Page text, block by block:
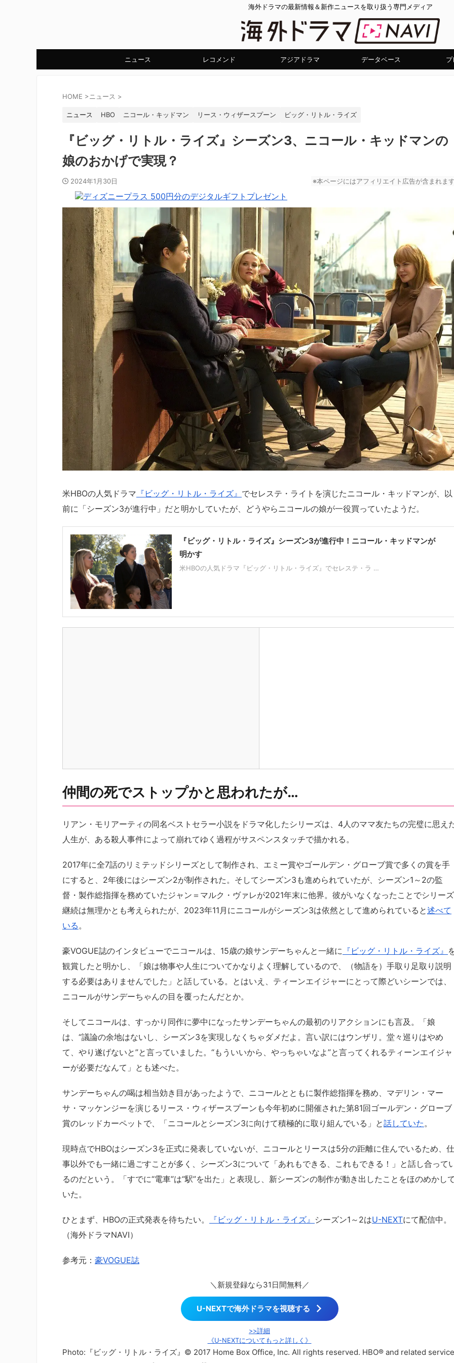
海外ドラマの最新情報＆新作ニュースを取り扱う専門メディア
ニュース レコメンド アジアドラマ データベース
HOME >ニュース >
ニュース HBO ニコール・キッドマン リース・ウィザースプーン ビッグ・リトル・ライズ
『ビッグ・リトル・ライズ』シーズン3、ニコール・キッドマンの
娘のおかげで実現？
2024年1月30日 ※本ページにはアフィリエイト広告が含まれま
米HBOの人気ドラマ 『ビッグ・リトル・ライズ』 でセレステ・ライトを演じたニコール・キッドマンが、以
前に「シーズン3が進行中」だと明かしていたが、どうやらニコールの娘が一役買っていたようだ。
『ビッグ・リトル・ライズ』シーズン3が進行中！ニコール・キッドマンが
明かす
米HBOの人気ドラマ『ビッグ・リトル・ライズ』でセレステ・ラ …
仲間の死でストップかと思われたが…
リアン・モリアーティの同名ベストセラー小説をドラマ化したシリーズは、4人のママ友たちの完璧に思え
人生が、ある殺人事件によって崩れてゆく過程がサスペンスタッチで描かれる。
2017年に全7話のリミテッドシリーズとして制作され、エミー賞やゴールデン・グローブ賞で多くの賞を手
にすると、2年後にはシーズン2が制作された。そしてシーズン3も進められていたが、シーズン1～2の監
督・製作総指揮を務めていたジャン＝マルク・ヴァレが2021年末に他界。彼がいなくなったことでシリーズ
継続は無理かとも考えられたが、2023年11月にニコールがシーズン3は依然として進められていると述べて
いる 。
豪VOGUE誌のインタビューでニコールは、15歳の娘サンデーちゃんと一緒に 『ビッグ・リトル・ライズ』
観賞したと明かし、「娘は物事や人生についてかなりよく理解しているので、（物語を）手取り足取り説明
する必要はありませんでした」と話している。とはいえ、ティーンエイジャーにとって際どいシーンでは、
ニコールがサンデーちゃんの目を覆ったんだとか。
そしてニコールは、すっかり同作に夢中になったサンデーちゃんの最初のリアクションにも言及。「娘
は、“議論の余地はないし、シーズン3を実現しなくちゃダメだよ。言い訳にはウンザリ。堂々巡りはやめ
て、やり遂げないと”と言っていました。“もういいから、やっちゃいなよ”と言ってくれるティーンエイジャ
ーが必要だなんて」とも述べた。
サンデーちゃんの喝は相当効き目があったようで、ニコールとともに製作総指揮を務め、マデリン・マー
サ・マッケンジーを演じるリース・ウィザースプーンも今年初めに開催された第81回ゴールデン・グローブ
賞のレッドカーペットで、「ニコールとシーズン3に向けて積極的に取り組んでいる」と話していた 。
現時点でHBOはシーズン3を正式に発表していないが、ニコールとリースは5分の距離に住んでいるため、仕
事以外でも一緒に過ごすことが多く、シーズン3について「あれもできる、これもできる！」と話し合って
るのだという。「すでに“電車”は“駅”を出た」と表現し、新シーズンの制作が動き出したことをほのめかし
いた。
ひとまず、HBOの正式発表を待ちたい。 『ビッグ・リトル・ライズ』 シーズン1～2はU-NEXTにて配信中。
（海外ドラマNAVI）
参考元： 豪VOGUE誌
＼新規登録なら31日間無料／
U-NEXTで海外ドラマを視聴する
>>詳細
《U-NEXTについてもっと詳しく》
Photo:『ビッグ・リトル・ライズ』© 2017 Home Box Office, Inc. All rights reserved. HBO® and related service